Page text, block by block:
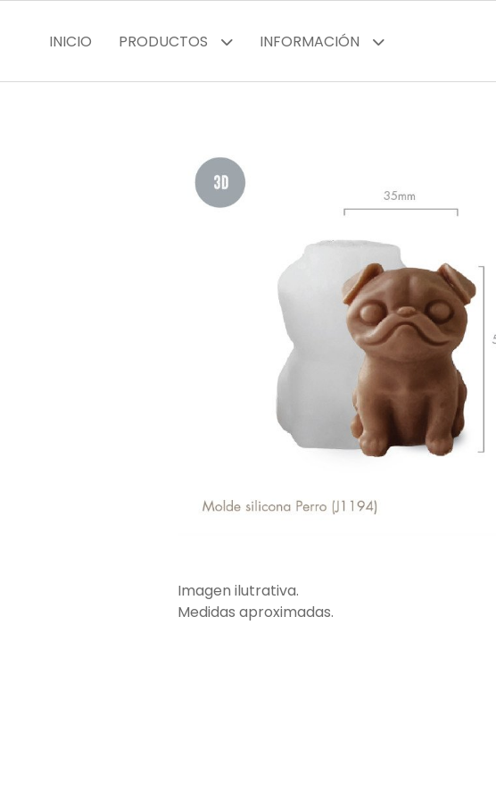
INICIO PRODUCTOS INFORMACIÓN
Imagen ilutrativa.
Medidas aproximadas.